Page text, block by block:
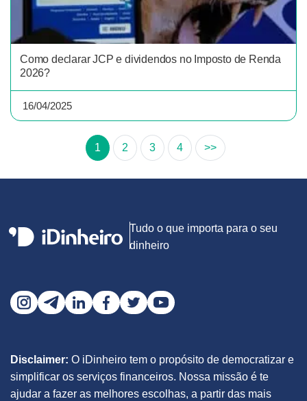
Como declarar JCP e dividendos no Imposto de Renda
2026?
16/04/2025
1 2 3 4 >>
Tudo o que importa para o seu
dinheiro
Disclaimer: O iDinheiro tem o propósito de democratizar e
simplificar os serviços financeiros. Nossa missão é te
ajudar a fazer as melhores escolhas, a partir das mais